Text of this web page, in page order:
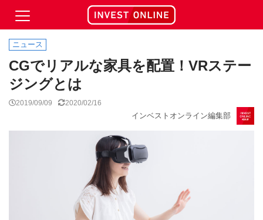
ニュース
CGでリアルな家具を配置！VRステー
ジングとは
2019/09/09 2020/02/16
インベストオンライン編集部